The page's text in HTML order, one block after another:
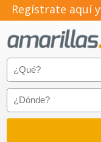
Regístrate aquí